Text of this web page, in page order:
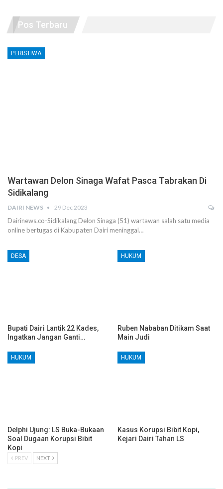
Pos Terbaru
PERISTIWA
Wartawan Delon Sinaga Wafat Pasca Tabrakan Di
Sidikalang
DAIRI NEWS 29 Dec 2023
Dairinews.co-Sidikalang Delon Sinaga (51) wartawan salah satu media
online bertugas di Kabupaten Dairi meninggal…
DESA
Bupati Dairi Lantik 22 Kades,
Ingatkan Jangan Ganti…
HUKUM
Ruben Nababan Ditikam Saat
Main Judi
HUKUM
Delphi Ujung: LS Buka-Bukaan
Soal Dugaan Korupsi Bibit
Kopi
HUKUM
Kasus Korupsi Bibit Kopi,
Kejari Dairi Tahan LS
PREV NEXT